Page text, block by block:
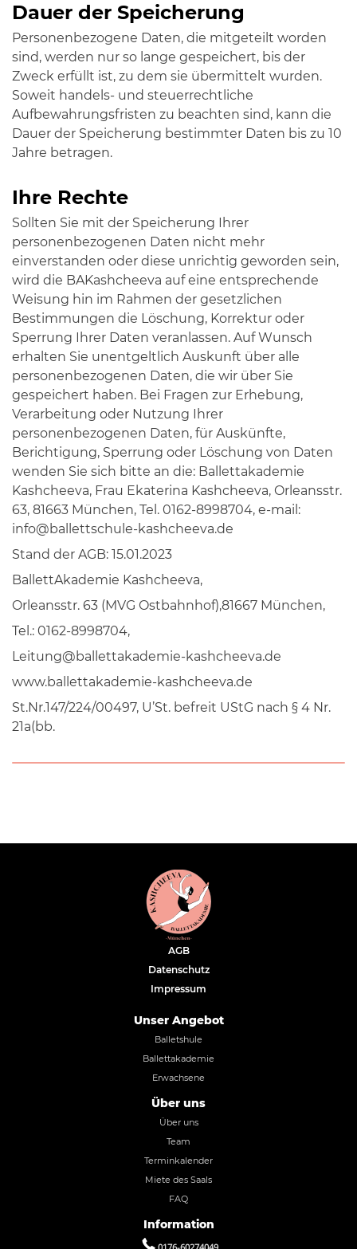
Dauer der Speicherung
Personenbezogene Daten, die mitgeteilt worden
sind, werden nur so lange gespeichert, bis der
Zweck erfüllt ist, zu dem sie übermittelt wurden.
Soweit handels- und steuerrechtliche
Aufbewahrungsfristen zu beachten sind, kann die
Dauer der Speicherung bestimmter Daten bis zu 10
Jahre betragen.
Ihre Rechte
Sollten Sie mit der Speicherung Ihrer
personenbezogenen Daten nicht mehr
einverstanden oder diese unrichtig geworden sein,
wird die BAKashcheeva auf eine entsprechende
Weisung hin im Rahmen der gesetzlichen
Bestimmungen die Löschung, Korrektur oder
Sperrung Ihrer Daten veranlassen. Auf Wunsch
erhalten Sie unentgeltlich Auskunft über alle
personenbezogenen Daten, die wir über Sie
gespeichert haben. Bei Fragen zur Erhebung,
Verarbeitung oder Nutzung Ihrer
personenbezogenen Daten, für Auskünfte,
Berichtigung, Sperrung oder Löschung von Daten
wenden Sie sich bitte an die: Ballettakademie
Kashcheeva, Frau Ekaterina Kashcheeva, Orleansstr.
63, 81663 München, Tel. 0162-8998704, e-mail:
info@ballettschule-kashcheeva.de
Stand der AGB: 15.01.2023
BallettAkademie Kashcheeva,
Orleansstr. 63 (MVG Ostbahnhof),81667 München,
Tel.: 0162-8998704,
Leitung@ballettakademie-kashcheeva.de
www.ballettakademie-kashcheeva.de
St.Nr.147/224/00497, U’St. befreit UStG nach § 4 Nr.
21a(bb.
AGB
Datenschutz
Impressum
Unser Angebot
Balletshule
Ballettakademie
Erwachsene
Über uns
Über uns
Team
Terminkalender
Miete des Saals
FAQ
Information